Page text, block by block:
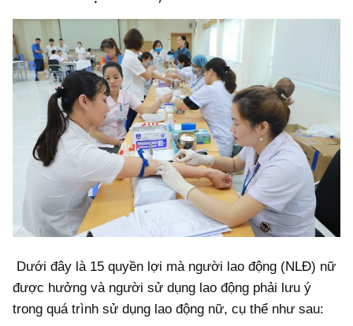
Doanh nghiệp dân tộc
Khác
Video
Photo
Dưới đây là 15 quyền lợi mà người lao động (NLĐ) nữ
được hưởng và người sử dụng lao động phải lưu ý
trong quá trình sử dụng lao động nữ, cụ thể như sau: